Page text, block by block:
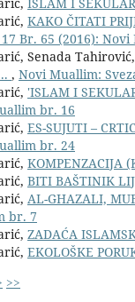
KAKO ČITATI
17 Br. 65 (2016):
Senada Tahirović,
, Novi Muallim:
'ISLAM I
br. 16
ES-SUJUTI –
br. 24
BITI BAŠTINIK
AL-GHAZALI,
br. 7
ZADAĆA
EKOLOŠKE
>>